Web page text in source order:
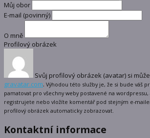
Můj obor
E-mail (povinný)
O mně
Profilový obrázek
Svůj profilový obrázek (avatar) si
gravatar.com. Výhodou této služby je, že si bude váš
pamatovat pro všechny weby postavené na wordpressu,
registrujete nebo vložíte komentář pod stejným e-
profilový obrázek automaticky zobrazovat.
Kontaktní informace